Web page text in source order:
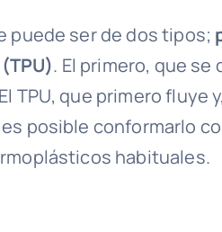
puede ser de dos tipos;
. El primero, que
TPU, que primero fluye
posible conformarlo
habituales.